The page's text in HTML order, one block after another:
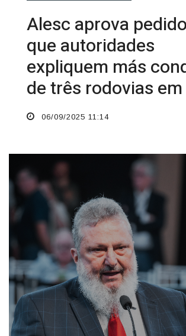
O TEMPO JORNAL DE FATO
Alesc aprova
que autoridades
expliquem más
06/09/2025 11:14